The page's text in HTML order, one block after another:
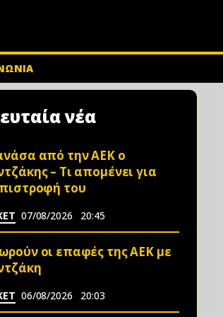
νέα
από την ΑΕΚ ο
– Τι απομένει για
του
07/08/2026 20:45
οι επαφές της ΑΕΚ με
06/08/2026 20:03